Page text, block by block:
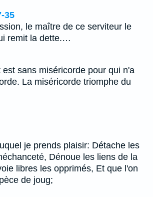
35
le maître de ce serviteur le
remit la dette.…
sans miséricorde pour qui n'a
La miséricorde triomphe du
je prends plaisir: Détache les
Dénoue les liens de la
libres les opprimés, Et que l'on
de joug;